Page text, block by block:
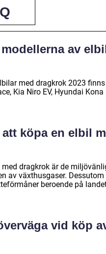
av
med dragkrok 2023 finns
Kia Niro EV, Hyundai Kona
köpa en elbil
dragkrok är de
av växthusgaser. Dessutom
beroende på
vid köp